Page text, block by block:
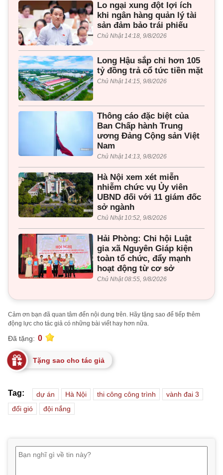
Lo ngại xung đột lợi ích
khi ngân hàng quản lý tài
sản đảm bảo trái phiếu
Chủ Nhật 14:18, 9/8/2026
Long Hậu sắp chi hơn 105
tỷ đồng trả cổ tức tiền mặt
Chủ Nhật 14:15, 9/8/2026
Thông cáo đặc biệt của
Ban Chấp hành Trung
ương Đảng Cộng sản Việt
Nam
Chủ Nhật 14:13, 9/8/2026
Hà Nội xem xét miễn
nhiễm chức vụ Ủy viên
UBND đối với 11 giám đốc
sở ngành
Chủ Nhật 10:52, 9/8/2026
Hải Phòng: Chi hội Luật
gia xã Nguyên Giáp kiện
toàn tổ chức, đẩy mạnh
hoạt động từ cơ sở
Chủ Nhật 08:55, 9/8/2026
Cảm ơn bạn đã quan tâm đến nội dung trên. Hãy tặng sao để tiếp thêm
động lực cho tác giả có những bài viết hay hơn nữa.
Đã tặng: 0
Tặng sao cho tác giả
Tag: dự án Hà Nội thi công công trình
vành đai 3
đổi gió
đội nắng